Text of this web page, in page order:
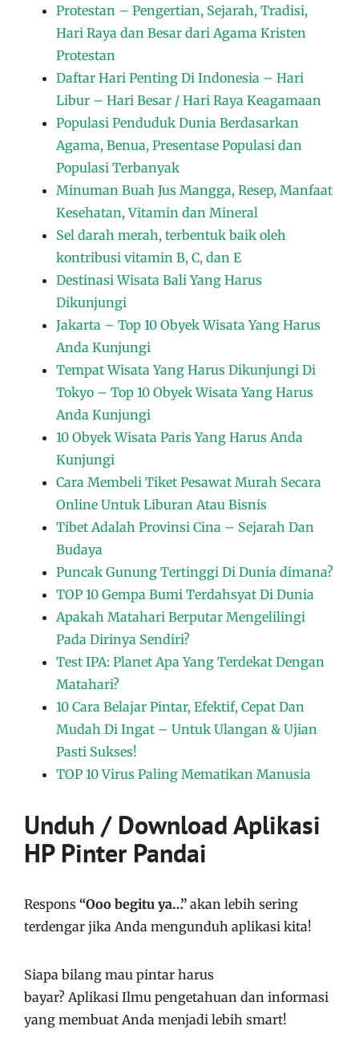
Protestan – Pengertian, Sejarah, Tradisi,
Hari Raya dan Besar dari Agama Kristen
Protestan
Daftar Hari Penting Di Indonesia – Hari
Libur – Hari Besar / Hari Raya Keagamaan
Populasi Penduduk Dunia Berdasarkan
Agama, Benua, Presentase Populasi dan
Populasi Terbanyak
Minuman Buah Jus Mangga, Resep, Manfaat
Kesehatan, Vitamin dan Mineral
Sel darah merah, terbentuk baik oleh
kontribusi vitamin B, C, dan E
Destinasi Wisata Bali Yang Harus
Dikunjungi
Jakarta – Top 10 Obyek Wisata Yang Harus
Anda Kunjungi
Tempat Wisata Yang Harus Dikunjungi Di
Tokyo – Top 10 Obyek Wisata Yang Harus
Anda Kunjungi
10 Obyek Wisata Paris Yang Harus Anda
Kunjungi
Cara Membeli Tiket Pesawat Murah Secara
Online Untuk Liburan Atau Bisnis
Tibet Adalah Provinsi Cina – Sejarah Dan
Budaya
Puncak Gunung Tertinggi Di Dunia dimana?
TOP 10 Gempa Bumi Terdahsyat Di Dunia
Apakah Matahari Berputar Mengelilingi
Pada Dirinya Sendiri?
Test IPA: Planet Apa Yang Terdekat Dengan
Matahari?
10 Cara Belajar Pintar, Efektif, Cepat Dan
Mudah Di Ingat – Untuk Ulangan & Ujian
Pasti Sukses!
TOP 10 Virus Paling Mematikan Manusia
Unduh / Download Aplikasi
HP Pinter Pandai
Respons “Ooo begitu ya…” akan lebih sering
terdengar jika Anda mengunduh aplikasi kita!
Siapa bilang mau pintar harus
bayar? Aplikasi Ilmu pengetahuan dan informasi
yang membuat Anda menjadi lebih smart!